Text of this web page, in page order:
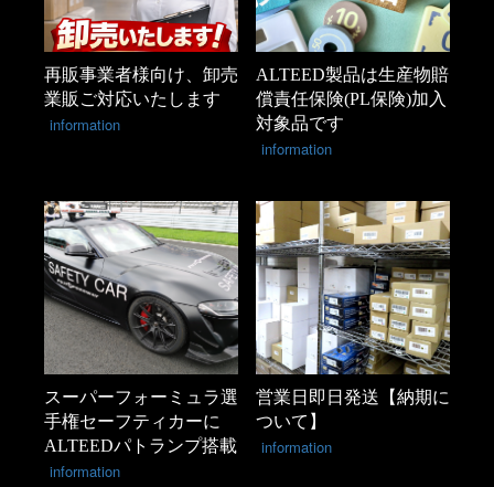
再販事業者様向け、卸売
業販ご対応いたします
information
ALTEED製品は生産物賠
償責任保険(PL保険)加入
対象品です
information
スーパーフォーミュラ選
手権セーフティカーに
ALTEEDパトランプ搭載
information
営業日即日発送【納期に
ついて】
information